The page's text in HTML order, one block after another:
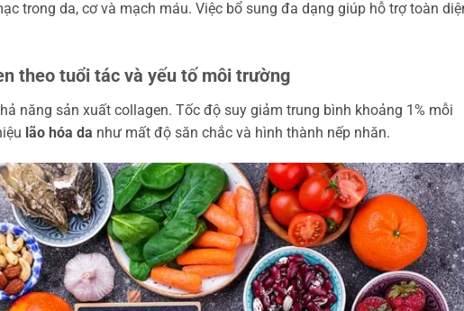
trong da, cơ và mạch máu. Việc bổ sung đa dạng giúp hỗ trợ toàn
theo tuổi tác và yếu tố môi trường
năng sản xuất collagen. Tốc độ suy giảm trung bình khoảng 1% mỗi
lão hóa da như mất độ săn chắc và hình thành nếp nhăn.